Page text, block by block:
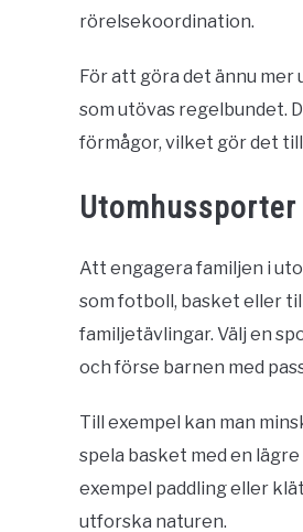
rörelsekoordination.
För att göra det ännu mer
som utövas regelbundet.
förmågor, vilket gör det
Att engagera familjen i
som fotboll, basket eller
familjetävlingar. Välj en
och förse barnen med
Till exempel kan man
spela basket med en
exempel paddling eller
utforska naturen.